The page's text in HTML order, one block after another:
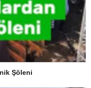
Şöleni